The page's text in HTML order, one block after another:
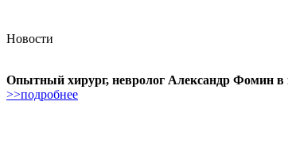
Новости
Опытный хирург, невролог Александр Фомин в
>>подробнее